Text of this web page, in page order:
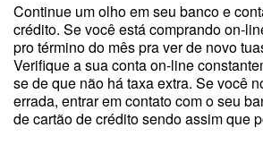
Continue um olho em seu banco e
crédito. Se você está comprando on-
pro término do mês pra ver de novo
Verifique a sua conta on-line
se de que não há taxa extra. Se você
errada, entrar em contato com o seu
de cartão de crédito sendo assim que